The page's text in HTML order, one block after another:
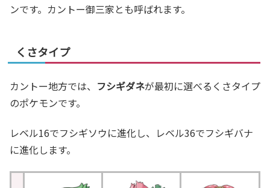
ンです。カントー御三家とも呼ばれます。
くさタイプ
カントー地方では、 フシギダネが最初に選べるくさタイプ
のポケモンです。
レベル16でフシギソウに進化し、レベル36でフシギバナ
に進化します。